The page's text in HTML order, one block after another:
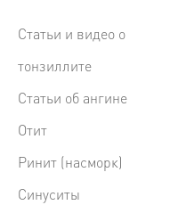
Статьи и видео о
тонзиллите
Статьи об ангине
Отит
Ринит (насморк)
Синуситы